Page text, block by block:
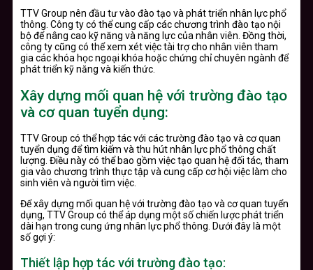
TTV Group nên đầu tư vào đào tạo và phát triển nhân lực phổ
thông. Công ty có thể cung cấp các chương trình đào tạo nội
bộ để nâng cao kỹ năng và năng lực của nhân viên. Đồng thời,
công ty cũng có thể xem xét việc tài trợ cho nhân viên tham
gia các khóa học ngoại khóa hoặc chứng chỉ chuyên ngành để
phát triển kỹ năng và kiến thức.
Xây dựng mối quan hệ với trường đào tạo
và cơ quan tuyển dụng:
TTV Group có thể hợp tác với các trường đào tạo và cơ quan
tuyển dụng để tìm kiếm và thu hút nhân lực phổ thông chất
lượng. Điều này có thể bao gồm việc tạo quan hệ đối tác, tham
gia vào chương trình thực tập và cung cấp cơ hội việc làm cho
sinh viên và người tìm việc.
Để xây dựng mối quan hệ với trường đào tạo và cơ quan tuyển
dụng, TTV Group có thể áp dụng một số chiến lược phát triển
dài hạn trong cung ứng nhân lực phổ thông. Dưới đây là một
số gợi ý:
Thiết lập hợp tác với trường đào tạo: